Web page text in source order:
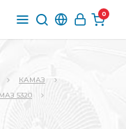
0
КАМАЗ
5320